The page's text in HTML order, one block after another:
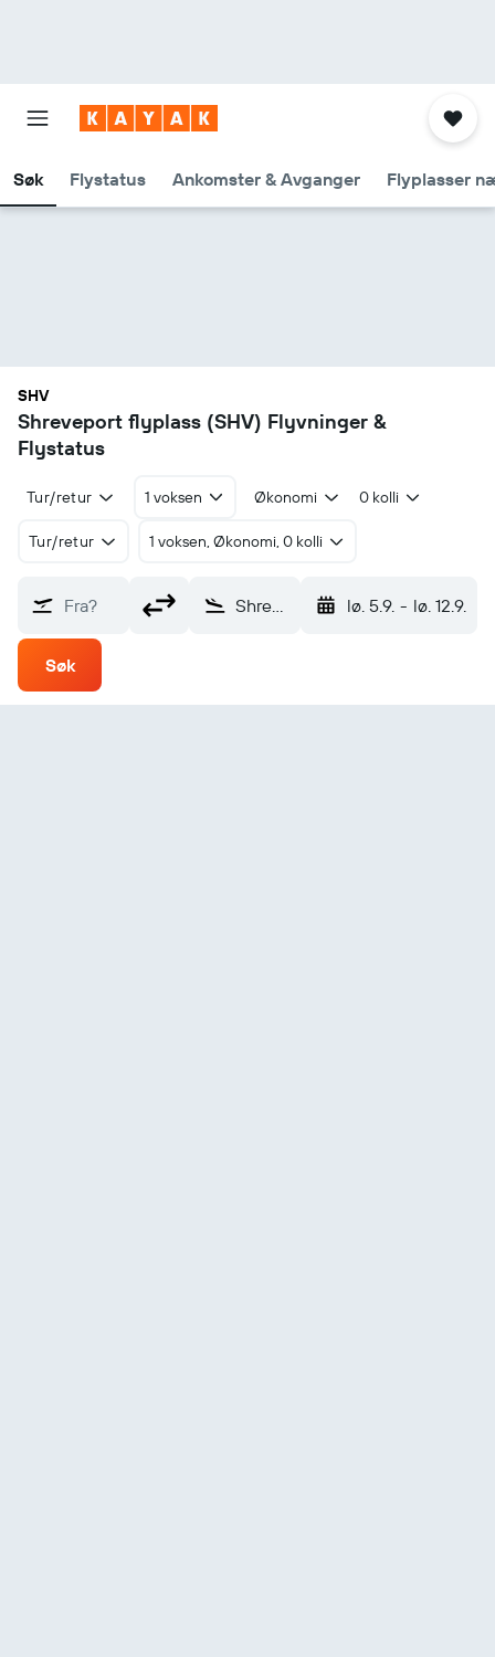
Søk Flystatus Ankomster & Avganger Flyplasser
SHV
Shreveport flyplass (SHV) Flyvninger &
Flystatus
Tur/retur 1 voksen Økonomi 0 kolli
Tur/retur 1 voksen, Økonomi, 0 kolli
Fra? Shreveport (SHV) lø. 5.9. - lø. 12.9.
Søk